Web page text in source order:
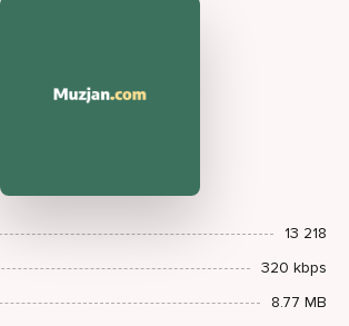
13 218
320 kbps
8.77 MB